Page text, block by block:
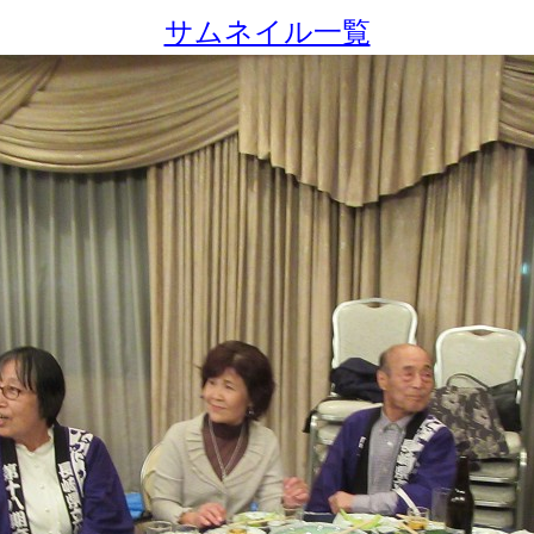
サムネイル一覧